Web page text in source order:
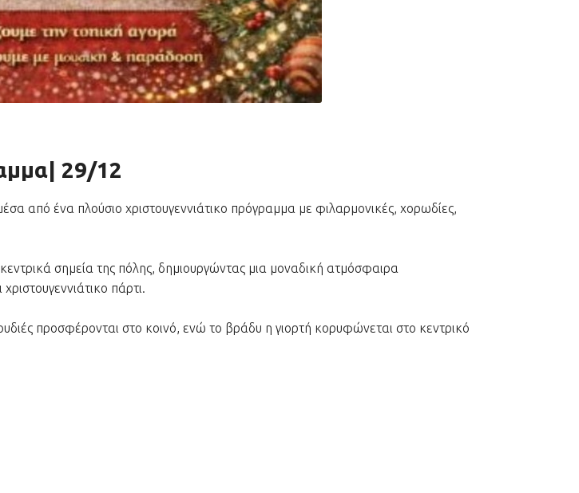
29/12
από ένα πλούσιο χριστουγεννιάτικο πρόγραμμα με φιλαρμονικές, χορωδίες,
σημεία της πόλης, δημιουργώντας μια μοναδική ατμόσφαιρα
πάρτι.
προσφέρονται στο κοινό, ενώ το βράδυ η γιορτή κορυφώνεται στο κεντρικό